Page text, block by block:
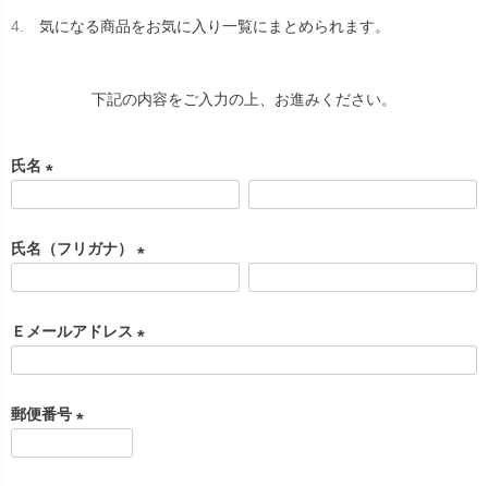
気になる商品をお気に入り一覧にまとめられます。
下記の内容をご入力の上、お進みください。
氏名
須
氏名（フリガナ）
須
Ｅメールアドレス
郵便番号